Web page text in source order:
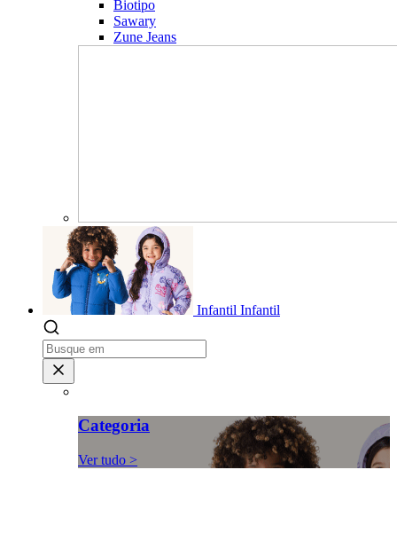
Biotipo
Sawary
Zune Jeans
Infantil Infantil
Categoria
Ver tudo >